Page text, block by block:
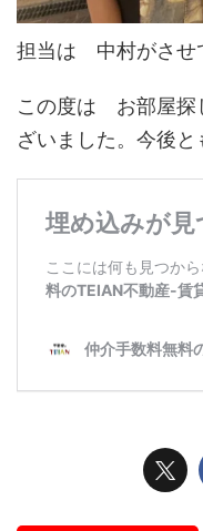
担当は 中村がさせ
この度は お部屋探
ざいました。今後と